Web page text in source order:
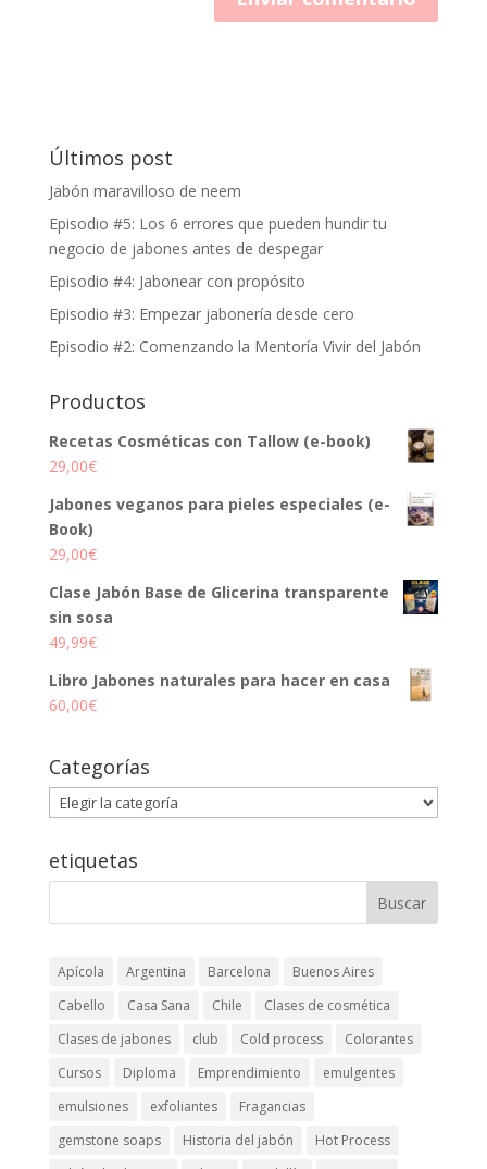
Últimos post
Jabón maravilloso de neem
Episodio #5: Los 6 errores que pueden hundir tu
negocio de jabones antes de despegar
Episodio #4: Jabonear con propósito
Episodio #3: Empezar jabonería desde cero
Episodio #2: Comenzando la Mentoría Vivir del Jabón
Productos
Recetas Cosméticas con Tallow (e-book)
29,00€
Jabones veganos para pieles especiales (e-
Book)
29,00€
Clase Jabón Base de Glicerina transparente
sin sosa
49,99€
Libro Jabones naturales para hacer en casa
60,00€
Categorías
Categorías
etiquetas
Apícola Argentina Barcelona
Buenos Aires
Cabello
Casa Sana Chile
Clases de cosmética
Clases de jabones
club Cold process
Colorantes
Cursos
Diploma Emprendimiento
emulgentes
emulsiones
exfoliantes
Fragancias
gemstone soaps
Historia del jabón
Hot Process